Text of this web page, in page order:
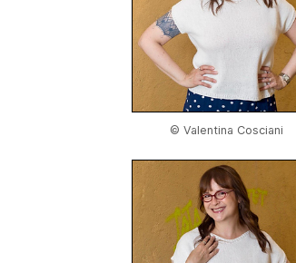
© Valentina Cosciani